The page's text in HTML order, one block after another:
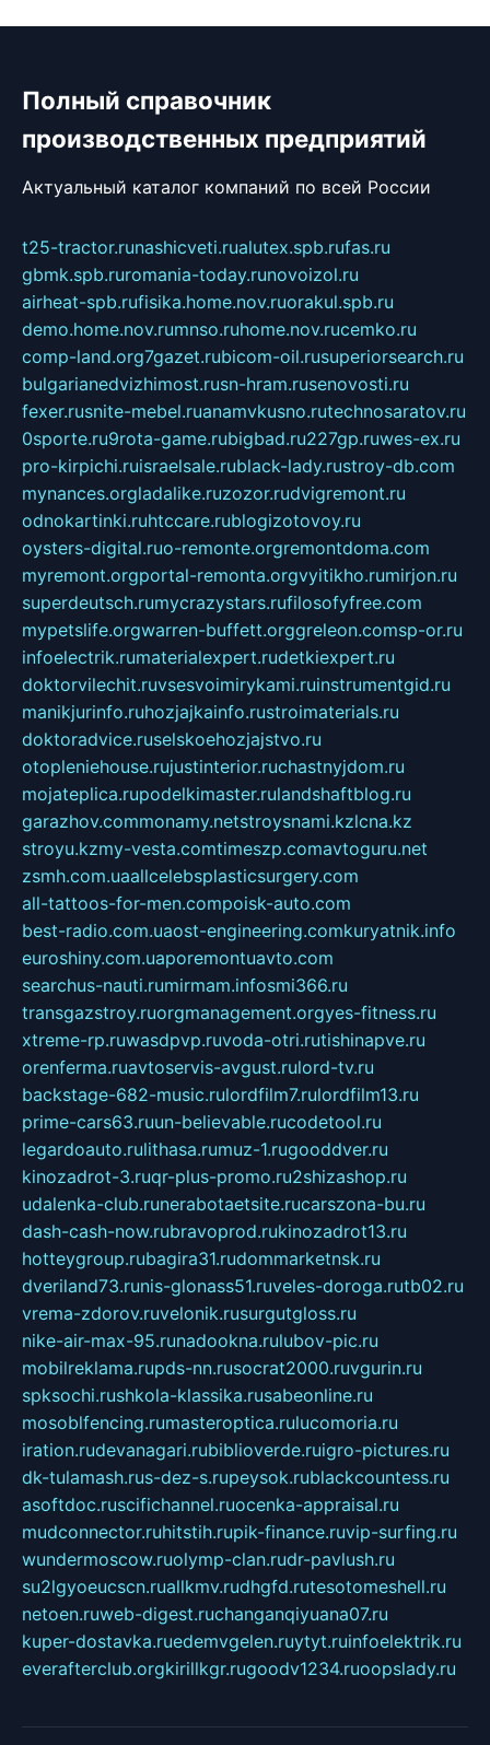
Полный справочник
производственных предприятий
Актуальный каталог компаний по всей России
t25-tractor.runashicveti.rualutex.spb.rufas.ru
gbmk.spb.ruromania-today.runovoizol.ru
airheat-spb.rufisika.home.nov.ruorakul.spb.ru
demo.home.nov.rumnso.ruhome.nov.rucemko.ru
comp-land.org7gazet.rubicom-oil.rusuperiorsearch.ru
bulgarianedvizhimost.rusn-hram.rusenovosti.ru
fexer.rusnite-mebel.ruanamvkusno.rutechnosaratov.ru
0sporte.ru9rota-game.rubigbad.ru227gp.ruwes-ex.ru
pro-kirpichi.ruisraelsale.rublack-lady.rustroy-db.com
mynances.orgladalike.ruzozor.rudvigremont.ru
odnokartinki.ruhtccare.rublogizotovoy.ru
oysters-digital.ruo-remonte.orgremontdoma.com
myremont.orgportal-remonta.orgvyitikho.rumirjon.ru
superdeutsch.rumycrazystars.rufilosofyfree.com
mypetslife.orgwarren-buffett.orggreleon.comsp-or.ru
infoelectrik.rumaterialexpert.rudetkiexpert.ru
doktorvilechit.ruvsesvoimirykami.ruinstrumentgid.ru
manikjurinfo.ruhozjajkainfo.rustroimaterials.ru
doktoradvice.ruselskoehozjajstvo.ru
otopleniehouse.rujustinterior.ruchastnyjdom.ru
mojateplica.rupodelkimaster.rulandshaftblog.ru
garazhov.commonamy.netstroysnami.kzlcna.kz
stroyu.kzmy-vesta.comtimeszp.comavtoguru.net
zsmh.com.uaallcelebsplasticsurgery.com
all-tattoos-for-men.compoisk-auto.com
best-radio.com.uaost-engineering.comkuryatnik.info
euroshiny.com.uaporemontuavto.com
searchus-nauti.rumirmam.infosmi366.ru
transgazstroy.ruorgmanagement.orgyes-fitness.ru
xtreme-rp.ruwasdpvp.ruvoda-otri.rutishinapve.ru
orenferma.ruavtoservis-avgust.rulord-tv.ru
backstage-682-music.rulordfilm7.rulordfilm13.ru
prime-cars63.ruun-believable.rucodetool.ru
legardoauto.rulithasa.rumuz-1.rugooddver.ru
kinozadrot-3.ruqr-plus-promo.ru2shizashop.ru
udalenka-club.runerabotaetsite.rucarszona-bu.ru
dash-cash-now.rubravoprod.rukinozadrot13.ru
hotteygroup.rubagira31.rudommarketnsk.ru
dveriland73.runis-glonass51.ruveles-doroga.rutb02.ru
vrema-zdorov.ruvelonik.rusurgutgloss.ru
nike-air-max-95.runadookna.rulubov-pic.ru
mobilreklama.rupds-nn.rusocrat2000.ruvgurin.ru
spksochi.rushkola-klassika.rusabeonline.ru
mosoblfencing.rumasteroptica.rulucomoria.ru
iration.rudevanagari.rubiblioverde.ruigro-pictures.ru
dk-tulamash.rus-dez-s.rupeysok.rublackcountess.ru
asoftdoc.ruscifichannel.ruocenka-appraisal.ru
mudconnector.ruhitstih.rupik-finance.ruvip-surfing.ru
wundermoscow.ruolymp-clan.rudr-pavlush.ru
su2lgyoeucscn.ruallkmv.rudhgfd.rutesotomeshell.ru
netoen.ruweb-digest.ruchanganqiyuana07.ru
kuper-dostavka.ruedemvgelen.ruytyt.ruinfoelektrik.ru
everafterclub.orgkirillkgr.rugoodv1234.ruoopslady.ru